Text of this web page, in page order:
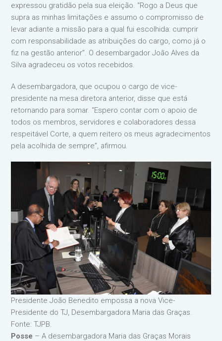
expressou gratidão pela sua eleição. “Rogo a Deus que
supra as minhas limitações e assumo o compromisso de
levar adiante a missão para a qual fui escolhida: cumprir
com responsabilidade as atribuições do cargo, como já o
fiz na gestão anterior”. O desembargador João Alves da
Silva agradeceu os votos recebidos.
A desembargadora, que ocupou o cargo de vice-
presidente na mesa diretora anterior, disse que está
retornando para somar. “Espero contar com o apoio de
todos os membros, servidores e colaboradores dessa
respeitável Corte, a quem reitero os meus agradecimentos
pela acolhida de sempre”, afirmou.
Presidente João Benedito empossa a nova Vice-
Presidente do TJ, Desembargadora Maria das Graças.
Fonte: TJPB.
Posse – A desembargadora Maria das Graças Morais